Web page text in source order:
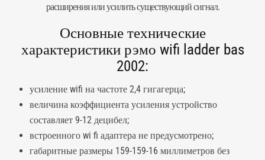
расширения или усилить существующий сигнал.
Основные технические
характеристики рэмо wifi ladder bas
2002:
усиление wifi на частоте 2,4 гигагерца;
величина коэффициента усиления устройство
составляет 9-12 децибел;
встроенного wi fi адаптера не предусмотрено;
габаритные размеры 159-159-16 миллиметров без